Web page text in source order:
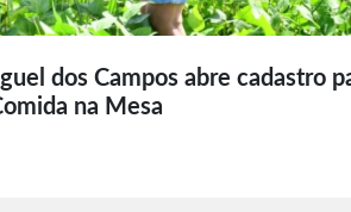
dos Campos abre cadastro
na Mesa